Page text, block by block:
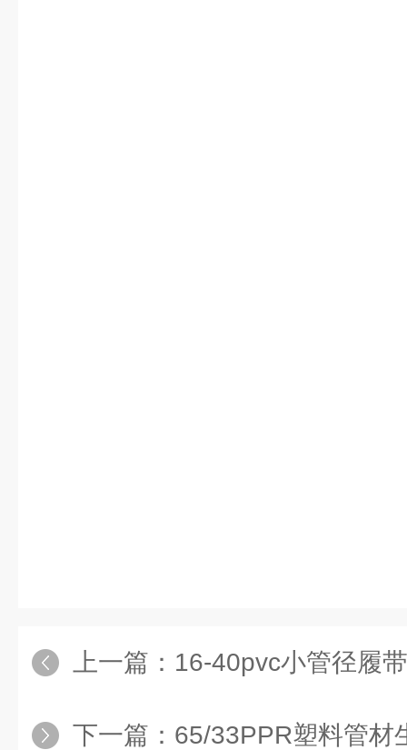
上一篇： 16-40pvc小管径履
下一篇： 65/33PPR塑料管材生